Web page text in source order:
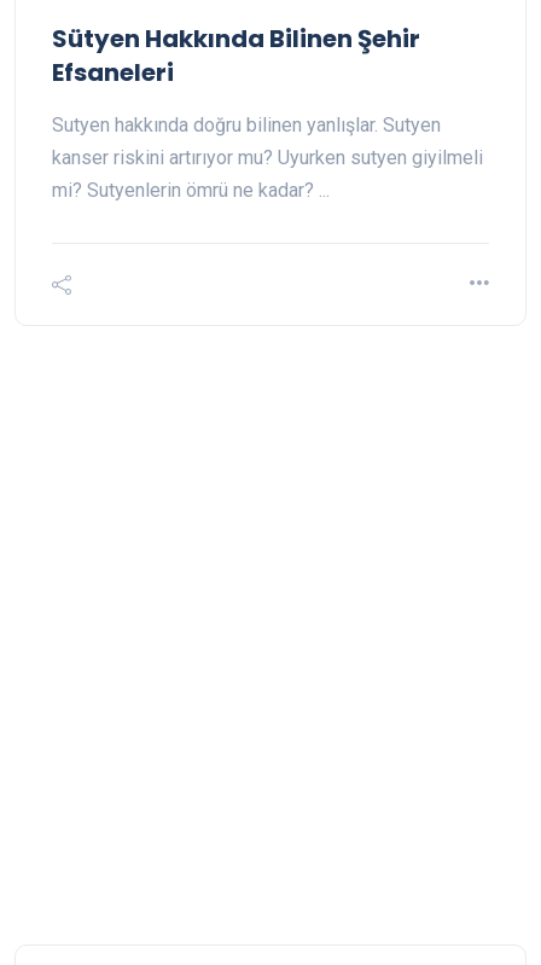
Sütyen Hakkında Bilinen Şehir
Efsaneleri
Sutyen hakkında doğru bilinen yanlışlar. Sutyen
kanser riskini artırıyor mu? Uyurken sutyen giyilmeli
mi? Sutyenlerin ömrü ne kadar? ...